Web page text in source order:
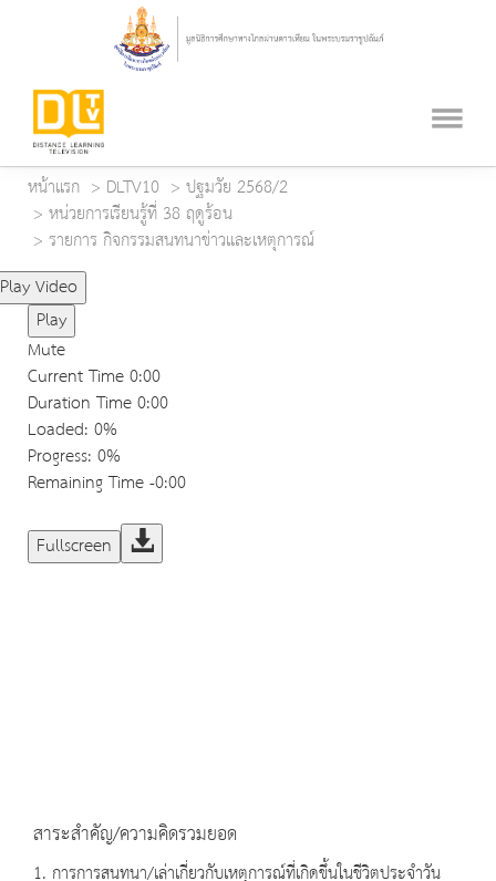
หน้าแรก DLTV10
ปฐมวัย 2568/2
หน่วยการเรียนรู้ที่ 38 ฤดูร้อน
รายการ กิจกรรมสนทนาข่าวและเหตุการณ์
Play Video
Play
Mute
Current Time0:00
Duration Time0:00
Loaded: 0%
Progress: 0%
Remaining Time-0:00
Fullscreen
สาระสำคัญ/ความคิดรวมยอด
1. การการสนทนา/เล่าเกี่ยวกับเหตุการณ์ที่เกิดขึ้นในชีวิตประจำวัน